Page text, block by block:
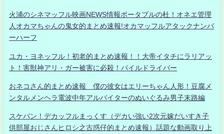
火浦のシネマッフル映画NEWS情報ポータブルの杜！オネエ管理
人オカマちゃんの鬼女的まとめ速報!オカマッフルアタックナンバ
ーハーフ
ユカ・ヨネッフル！初老的まとめ速報！！大帝イタチにラリアッ
ト！害獣神アリ・ガー被害に必殺！パイルドライバー
おネコさん的まとめ速報 僕の彼女はエリーちゃん人形！豆腐メ
ンタルメンヘラ電波中年アルバイターのぬいぐるみ男子末路編
スケバン！デカッフルまっくす（デカい強い2次元嫁だいすき子
供部屋おじさんヒロシ之古惑仔的まとめ速報）話題な動画取り上